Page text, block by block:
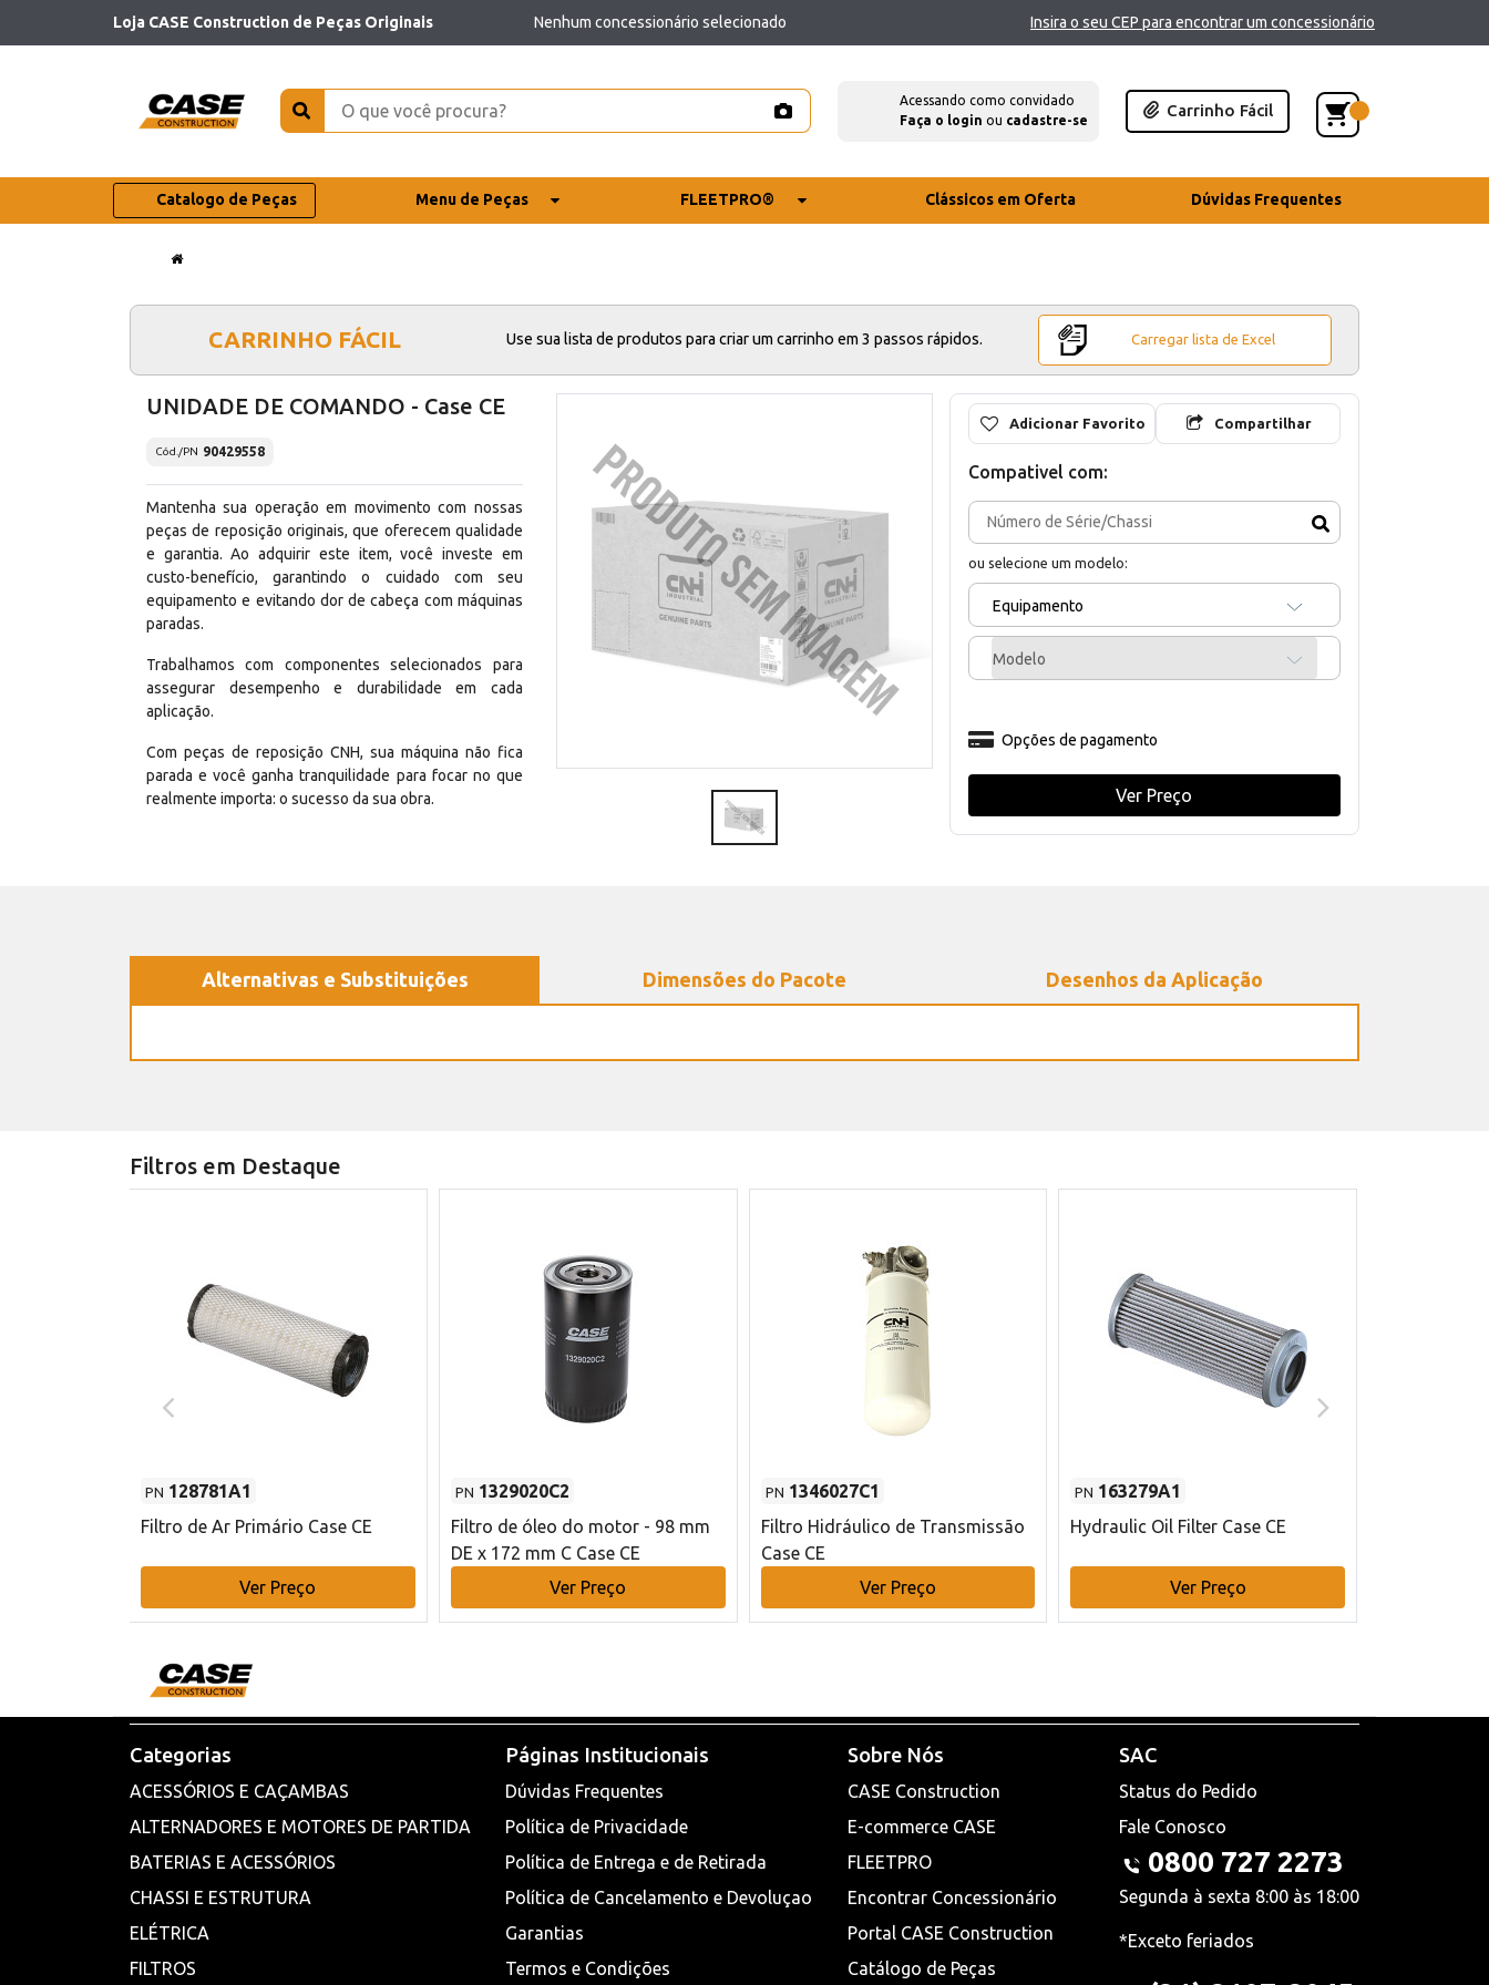
Loja CASE Construction de Peças Originais Nenhum concessionário selecionado Insira o seu CEP para encontrar um concessionário
Acessando como convidado
Faça o login ou cadastre-se
Carrinho Fácil
Catalogo de Peças Menu de Peças FLEETPRO® Clássicos em Oferta Dúvidas Frequentes
CARRINHO FÁCIL Use sua lista de produtos para criar um carrinho em 3 passos rápidos. Carregar lista de Excel
UNIDADE DE COMANDO - Case CE
Cód./PN 90429558
Mantenha sua operação em movimento com nossas
peças de reposição originais, que oferecem qualidade
e garantia. Ao adquirir este item, você investe em
custo-benefício, garantindo o cuidado com seu
equipamento e evitando dor de cabeça com máquinas
paradas.
Trabalhamos com componentes selecionados para
assegurar desempenho e durabilidade em cada
aplicação.
Com peças de reposição CNH, sua máquina não fica
parada e você ganha tranquilidade para focar no que
realmente importa: o sucesso da sua obra.
Adicionar Favorito Compartilhar
Compativel com:
ou selecione um modelo:
Equipamento
Modelo
Opções de pagamento
Ver Preço
Alternativas e Substituições Dimensões do Pacote Desenhos da Aplicação
Filtros em Destaque
PN 128781A1
Filtro de Ar Primário Case CE
Ver Preço
PN 1329020C2
Filtro de óleo do motor - 98 mm
DE x 172 mm C Case CE
Ver Preço
PN 1346027C1
Filtro Hidráulico de Transmissão
Case CE
Ver Preço
PN 163279A1
Hydraulic Oil Filter Case CE
Ver Preço
Categorias
ACESSÓRIOS E CAÇAMBAS
ALTERNADORES E MOTORES DE PARTIDA
BATERIAS E ACESSÓRIOS
CHASSI E ESTRUTURA
ELÉTRICA
FILTROS
Páginas Institucionais
Dúvidas Frequentes
Política de Privacidade
Política de Entrega e de Retirada
Política de Cancelamento e Devoluçao
Garantias
Termos e Condições
Sobre Nós
CASE Construction
E-commerce CASE
FLEETPRO
Encontrar Concessionário
Portal CASE Construction
Catálogo de Peças
SAC
Status do Pedido
Fale Conosco
0800 727 2273
Segunda à sexta 8:00 às 18:00
*Exceto feriados